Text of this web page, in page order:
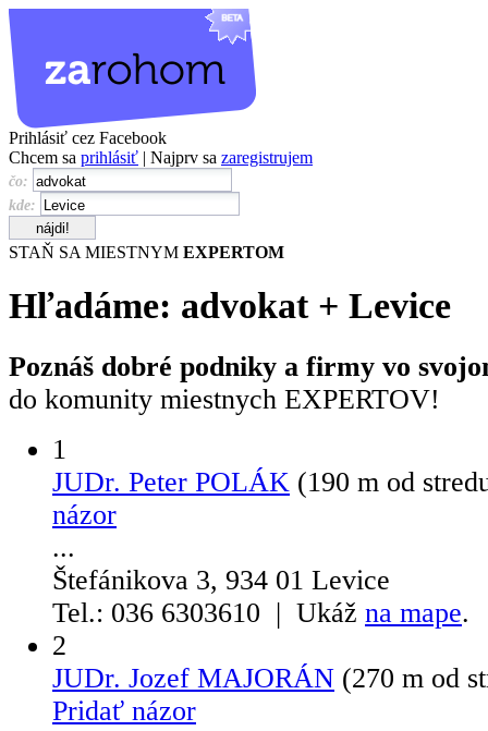
Prihlásiť cez Facebook
Chcem sa prihlásiť | Najprv sa zaregistrujem
čo:
kde:
STAŇ SA MIESTNYM EXPERTOM
Hľadáme: advokat+ Levice
Poznáš dobré podniky a firmy vo
do komunity miestnych EXPERTOV!
1
JUDr. Peter POLÁK (190 m od
názor
...
Štefánikova 3, 934 01 Levice
Tel.: 036 6303610 | Ukáž na mape.
2
JUDr. Jozef MAJORÁN (270 m od
Pridať názor